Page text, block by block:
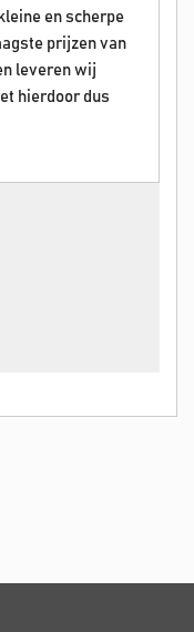
en scherpe
prijzen van
leveren wij
hierdoor dus